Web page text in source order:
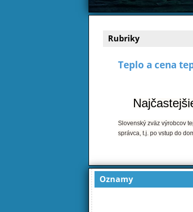
Rubriky
Teplo a cena
Slovenský zväz výrobcov
správca, t.j. po vstup do
Oznamy